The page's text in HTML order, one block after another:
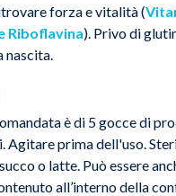
forza e vitalità (
Riboflavina). Privo di
nascita.
è di 5 gocce di
Agitare prima dell'uso.
o latte. Può essere
all’interno della